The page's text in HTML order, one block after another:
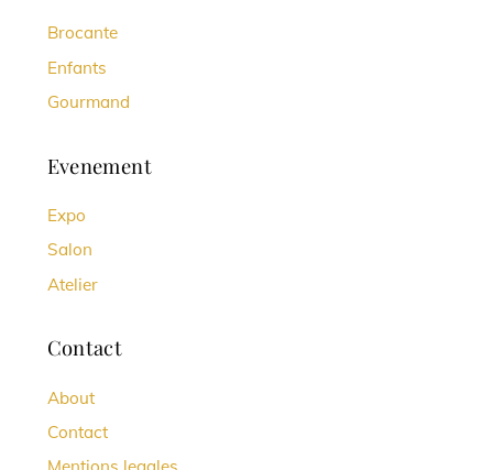
Brocante
Enfants
Gourmand
Evenement
Expo
Salon
Atelier
Contact
About
Contact